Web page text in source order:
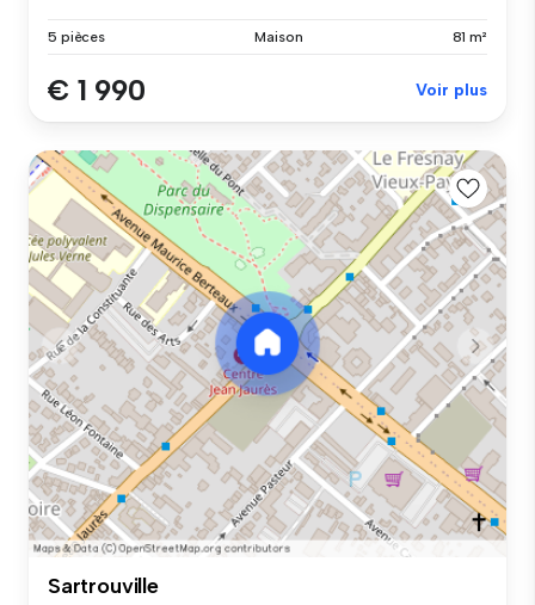
5 pièces Maison 81 m²
€ 1 990 Voir plus
Sartrouville